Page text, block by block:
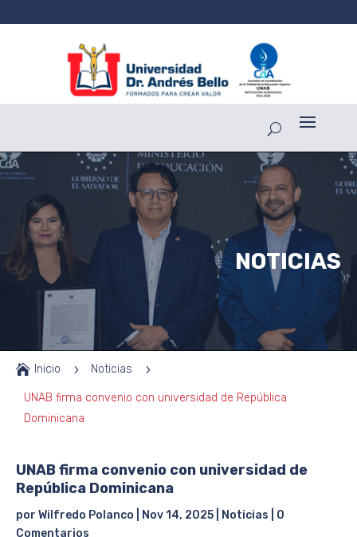
NOTICIAS
 Inicio 5 Noticias 5
UNAB firma convenio con universidad de República
Dominicana
UNAB firma convenio con universidad de
República Dominicana
por Wilfredo Polanco Nov 14, 2025 Noticias
0
Comentarios